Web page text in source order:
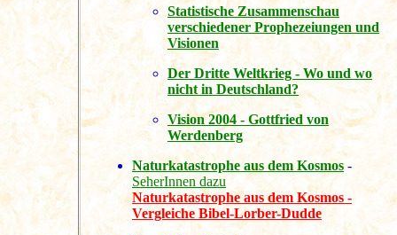
Statistische Zusammenschau
verschiedener Prophezeiungen und
Visionen
Der Dritte Weltkrieg - Wo und wo
nicht in Deutschland?
Vision 2004 - Gottfried von
Werdenberg
Naturkatastrophe aus dem Kosmos -
SeherInnen dazu
Naturkatastrophe aus dem Kosmos -
Vergleiche Bibel-Lorber-Dudde